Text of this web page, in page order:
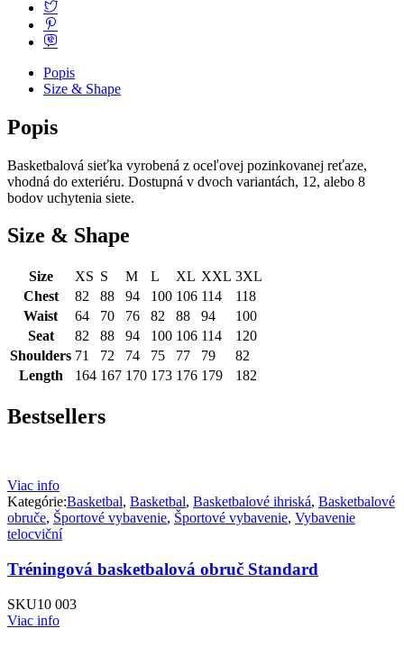
Popis
Size & Shape
Popis
Basketbalová sieťka vyrobená z oceľovej pozinkovanej reťaze,
vhodná do exteriéru. Dostupná v dvoch variantách, 12, alebo 8
bodov uchytenia siete.
Size & Shape
Size XS S M L XL XXL 3XL
Chest
82 88 94 100 106 114
118
Waist
64 70 76 82 88 94
100
Seat
82 88 94 100 106 114
120
Shoulders 71 72 74 75 77 79
82
Length
164 167 170 173 176 179 182
Bestsellers
Viac info
Kategórie:Basketbal, Basketbal, Basketbalové ihriská, Basketbalové
obruče, Športové vybavenie, Športové vybavenie, Vybavenie
telocviční
Tréningová basketbalová obruč Standard
SKU10 003
Viac info